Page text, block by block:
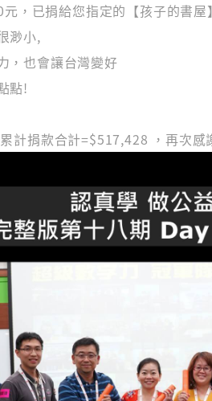
，已捐給您指定的【孩子的書屋
渺小,
，也會讓台灣變好
點!
計捐款合計=$517,428 ，再次感